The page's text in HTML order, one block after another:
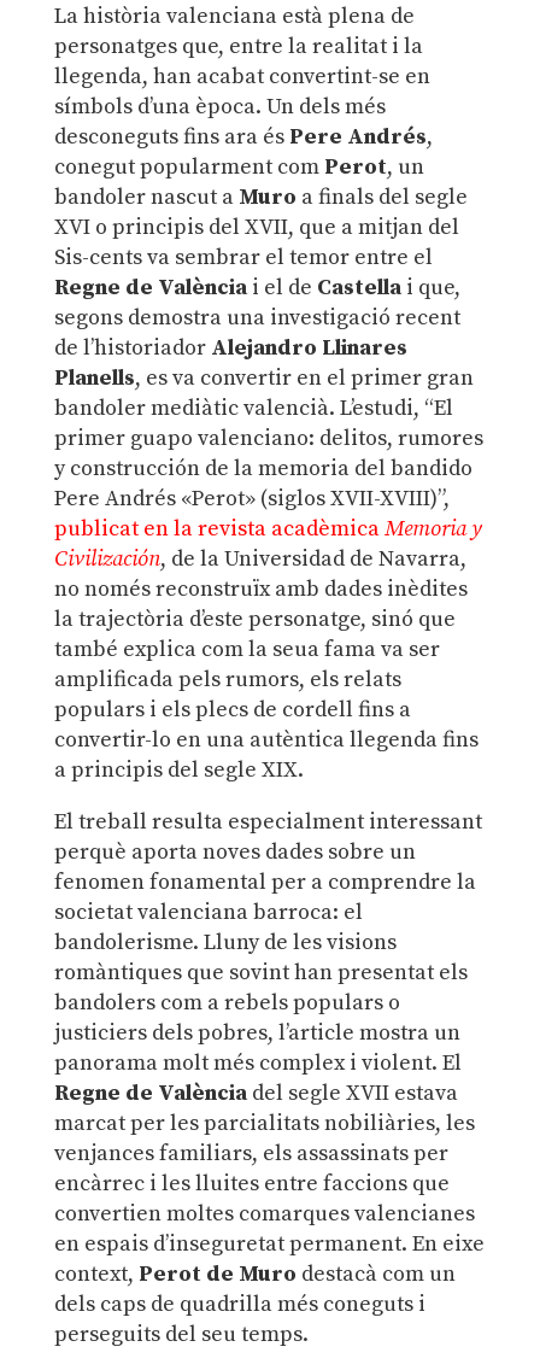
La història valenciana està plena de
personatges que, entre la realitat i la
llegenda, han acabat convertint-se en
símbols d’una època. Un dels més
desconeguts fins ara és Pere Andrés,
conegut popularment com Perot, un
bandoler nascut a Muro a finals del segle
XVI o principis del XVII, que a mitjan del
Sis-cents va sembrar el temor entre el
Regne de Valènciai el de Castellai que,
segons demostra una investigació recent
de l’historiador Alejandro Llinares
Planells, es va convertir en el primer gran
bandoler mediàtic valencià. L’estudi, “El
primer guapo valenciano: delitos, rumores
y construcción de la memoria del bandido
Pere Andrés «Perot» (siglos XVII-XVIII)”,
publicat en la revista acadèmicaMemoria y
Civilización, de la Universidad de Navarra,
no només reconstruïx amb dades inèdites
la trajectòria d’este personatge, sinó que
també explica com la seua fama va ser
amplificada pels rumors, els relats
populars i els plecs de cordell fins a
convertir-lo en una autèntica llegenda fins
a principis del segle XIX.
El treball resulta especialment interessant
perquè aporta noves dades sobre un
fenomen fonamental per a comprendre la
societat valenciana barroca: el
bandolerisme. Lluny de les visions
romàntiques que sovint han presentat els
bandolers com a rebels populars o
justiciers dels pobres, l’article mostra un
panorama molt més complex i violent. El
Regne de Valènciadel segle XVII estava
marcat per les parcialitats nobiliàries, les
venjances familiars, els assassinats per
encàrrec i les lluites entre faccions que
convertien moltes comarques valencianes
en espais d’inseguretat permanent. En eixe
context, Perot de Muro destacà com un
dels caps de quadrilla més coneguts i
perseguits del seu temps.